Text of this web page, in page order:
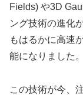
Fields) や3D
ング技術の進化
もはるかに高速
能になりました。
この技術が今、